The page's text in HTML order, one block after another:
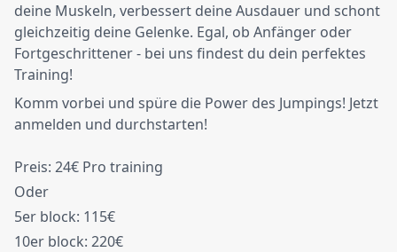
deine Muskeln, verbessert deine Ausdauer und schont
gleichzeitig deine Gelenke. Egal, ob Anfänger oder
Fortgeschrittener - bei uns findest du dein perfektes
Training!
Komm vorbei und spüre die Power des Jumpings! Jetzt
anmelden und durchstarten!
Preis: 24€ Pro training
Oder
5er block: 115€
10er block: 220€